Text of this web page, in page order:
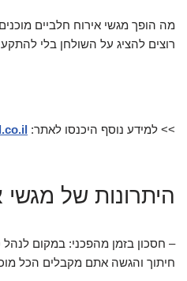
מה הופך מגשי אירוח חלביים
רוצים להציג על השולחן בלי
>> למידע נוסף היכנסו לאתר:
היתרונות של מגשי
– חסכון בזמן מהפכני: במקום לנהל
חיתוך והגשה אתם מקבלים הכל